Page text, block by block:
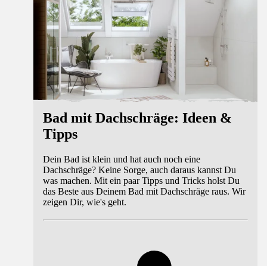
Bad mit Dachschräge: Ideen &
Tipps
Dein Bad ist klein und hat auch noch eine
Dachschräge? Keine Sorge, auch daraus kannst Du
was machen. Mit ein paar Tipps und Tricks holst Du
das Beste aus Deinem Bad mit Dachschräge raus. Wir
zeigen Dir, wie's geht.